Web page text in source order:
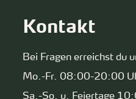
Kontakt
Bei Fragen erreichst du
Mo.-Fr. 08:00-20:00
Sa.-So. u. Feiertage